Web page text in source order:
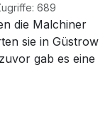
689
die Malchiner
sie in Güstrow
gab es eine